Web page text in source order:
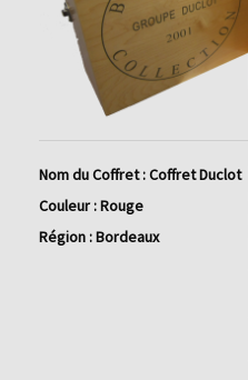
Nom du Coffret :Coffret Duclot
Couleur :Rouge
Région :Bordeaux